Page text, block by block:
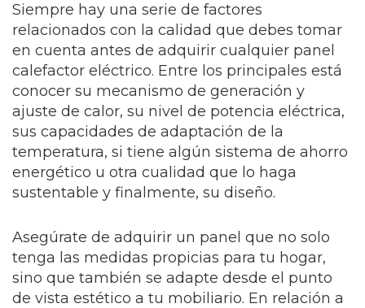
Siempre hay una serie de factores
relacionados con la calidad que debes tomar
en cuenta antes de adquirir cualquier panel
calefactor eléctrico. Entre los principales está
conocer su mecanismo de generación y
ajuste de calor, su nivel de potencia eléctrica,
sus capacidades de adaptación de la
temperatura, si tiene algún sistema de ahorro
energético u otra cualidad que lo haga
sustentable y finalmente, su diseño.
Asegúrate de adquirir un panel que no solo
tenga las medidas propicias para tu hogar,
sino que también se adapte desde el punto
de vista estético a tu mobiliario. En relación a